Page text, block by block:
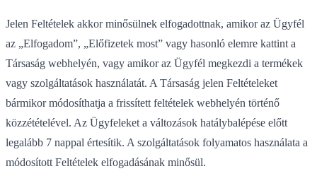
Jelen Feltételek akkor minősülnek elfogadottnak, amikor az Ügyfél
az „Elfogadom”, „Előfizetek most” vagy hasonló elemre kattint a
Társaság webhelyén, vagy amikor az Ügyfél megkezdi a termékek
vagy szolgáltatások használatát. A Társaság jelen Feltételeket
bármikor módosíthatja a frissített feltételek webhelyén történő
közzétételével. Az Ügyfeleket a változások hatálybalépése előtt
legalább 7 nappal értesítik. A szolgáltatások folyamatos használata a
módosított Feltételek elfogadásának minősül.